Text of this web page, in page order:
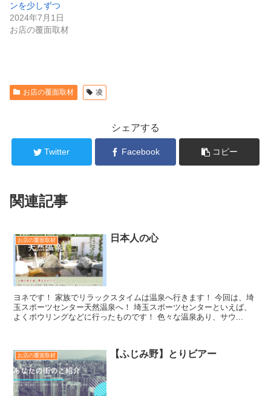
ンを少しずつ
2024年7月1日
お店の覆面取材
お店の覆面取材 凌
シェアする
Twitter Facebook コピー
関連記事
お店の覆面取材 日本人の心
ヨネです！ 家族でリラックスタイムは温泉へ行きます！ 今回は、埼
玉スポーツセンター天然温泉へ！ 埼玉スポーツセンターといえば、
よくボウリングなどに行ったものです！ 色々な温泉あり、サウ...
お店の覆面取材 【ふじみ野】とりビアー